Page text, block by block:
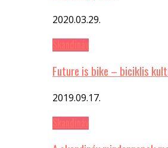
2020.03.29.
Future is bike – biciklis
2019.09.17.